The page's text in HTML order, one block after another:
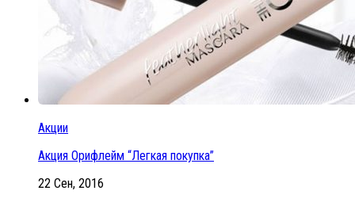
Акции
Акция Орифлейм “Легкая покупка”
22 Сен, 2016